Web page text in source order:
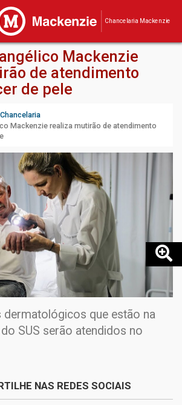
Chancelaria Mackenzie
Mackenzie
de atendimento
de pele
Chancelaria
Mackenzie realiza mutirão de atendimento
dermatológicos que estão na
SUS serão atendidos no
NAS REDES SOCIAIS